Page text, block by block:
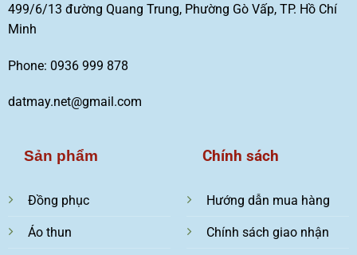
499/6/13 đường Quang Trung, Phường Gò Vấp, TP. Hồ Chí
Minh
Phone: 0936 999 878
datmay.net@gmail.com
Sản phẩm
Đồng phục
Áo thun
Chính sách
Hướng dẫn mua hàng
Chính sách giao nhận